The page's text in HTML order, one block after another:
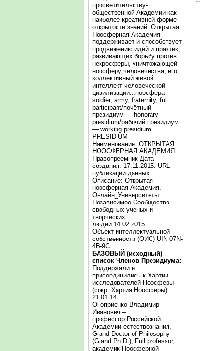
просветительству-
общественной Академии как
наиболее креативной форме
открытости знаний. Открытая
Ноосферная Академия
поддерживает и способствует
продвижению идей и практик,
развивающих борьбу против
некросферы, уничтожающей
ноосферу человечества, его
коллективный живой
интеллект человеческой
цивилизации...ноосфера -
soldier, army, fraternity, full
participant/почётный
президиум — honorary
presidium/рабочий президиум
— working presidium
PRESIDIUM
Наименование: ОТКРЫТАЯ
НООСФЕРНАЯ АКАДЕМИЯ
Правопреемник-Дата
создания: 17.11.2015. URL
публикации данных:
Описание: Открытая
ноосферная Академия.
Онлайн_Университеты.
Независимое Сообщество
свободных ученых и
творческих
людей.14.02.2015.
Объект интеллектуальной
собственности (ОИС) UIN 07N-
4B-9C.
БАЗОВЫЙ (исходный)
список Членов Президиума:
Поддержали и
присоединились к Хартии
исследователей Ноосферы
(сокр. Хартия Ноосферы)
21.01.14.
Оноприенко Владимир
Иванович –
профессор Российской
Академии естествознания,
Grand Doctor of Philosophy
(Grand Ph.D.), Full professor,
академик Ноосферной